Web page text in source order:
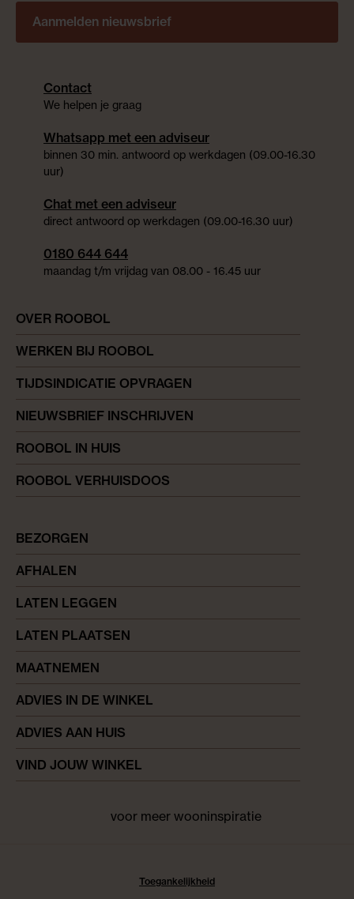
Aanmelden nieuwsbrief
OVER ROOBOL
WERKEN BIJ ROOBOL
TIJDSINDICATIE OPVRAGEN
NIEUWSBRIEF INSCHRIJVEN
ROOBOL IN HUIS
ROOBOL VERHUISDOOS
BEZORGEN
AFHALEN
LATEN LEGGEN
LATEN PLAATSEN
MAATNEMEN
ADVIES IN DE WINKEL
ADVIES AAN HUIS
VIND JOUW WINKEL
Contact
We helpen je graag
Whatsapp met een adviseur
binnen 30 min. antwoord op werkdagen (09.00-16.30
uur)
Chat met een adviseur
direct antwoord op werkdagen (09.00-16.30 uur)
0180 644 644
maandag t/m vrijdag van 08.00 - 16.45 uur
voor meer wooninspiratie
Toegankelijkheid